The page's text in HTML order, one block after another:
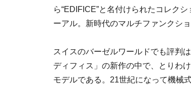
ら“EDIFICE”と名付けられたコレク
ーアル。新時代のマルチファンクシ
スイスのバーゼルワールドでも評判
ディフィス」の新作の中で、とりわ
モデルである。21世紀になって機械